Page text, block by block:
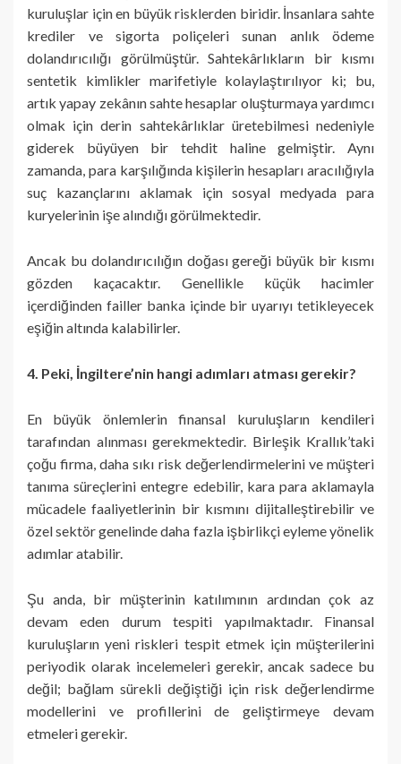
kuruluşlar için en büyük risklerden biridir. İnsanlara sahte
krediler ve sigorta poliçeleri sunan anlık ödeme
dolandırıcılığı görülmüştür. Sahtekârlıkların bir kısmı
sentetik kimlikler marifetiyle kolaylaştırılıyor ki; bu,
artık yapay zekânın sahte hesaplar oluşturmaya yardımcı
olmak için derin sahtekârlıklar üretebilmesi nedeniyle
giderek büyüyen bir tehdit haline gelmiştir. Aynı
zamanda, para karşılığında kişilerin hesapları aracılığıyla
suç kazançlarını aklamak için sosyal medyada para
kuryelerinin işe alındığı görülmektedir.
Ancak bu dolandırıcılığın doğası gereği büyük bir kısmı
gözden kaçacaktır. Genellikle küçük hacimler
içerdiğinden failler banka içinde bir uyarıyı tetikleyecek
eşiğin altında kalabilirler.
4. Peki, İngiltere’nin hangi adımları atması gerekir?
En büyük önlemlerin finansal kuruluşların kendileri
tarafından alınması gerekmektedir. Birleşik Krallık’taki
çoğu firma, daha sıkı risk değerlendirmelerini ve müşteri
tanıma süreçlerini entegre edebilir, kara para aklamayla
mücadele faaliyetlerinin bir kısmını dijitalleştirebilir ve
özel sektör genelinde daha fazla işbirlikçi eyleme yönelik
adımlar atabilir.
Şu anda, bir müşterinin katılımının ardından çok az
devam eden durum tespiti yapılmaktadır. Finansal
kuruluşların yeni riskleri tespit etmek için müşterilerini
periyodik olarak incelemeleri gerekir, ancak sadece bu
değil; bağlam sürekli değiştiği için risk değerlendirme
modellerini ve profillerini de geliştirmeye devam
etmeleri gerekir.